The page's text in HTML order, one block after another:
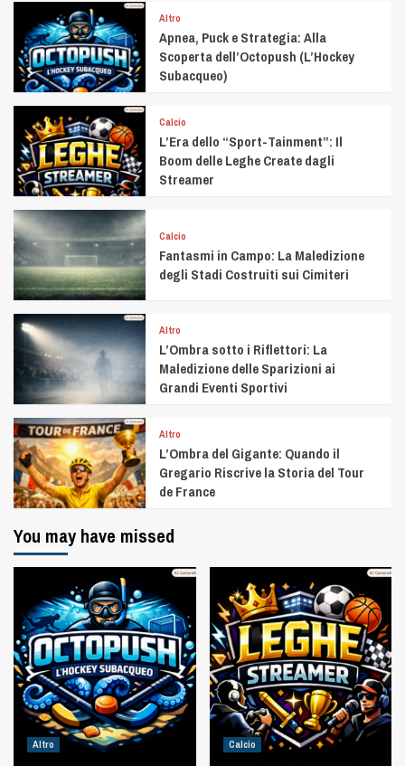
Altro
Apnea, Puck e Strategia: Alla
Scoperta dell’Octopush (L’Hockey
Subacqueo)
Calcio
L’Era dello “Sport-Tainment”: Il
Boom delle Leghe Create dagli
Streamer
Calcio
Fantasmi in Campo: La Maledizione
degli Stadi Costruiti sui Cimiteri
Altro
L’Ombra sotto i Riflettori: La
Maledizione delle Sparizioni ai
Grandi Eventi Sportivi
Altro
L’Ombra del Gigante: Quando il
Gregario Riscrive la Storia del Tour
de France
You may have missed
Altro Calcio